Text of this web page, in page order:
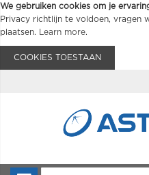
We gebruiken cookies om je
Privacy richtlijn te voldoen, vragen
plaatsen.
Learn more.
COOKIES TOESTAAN